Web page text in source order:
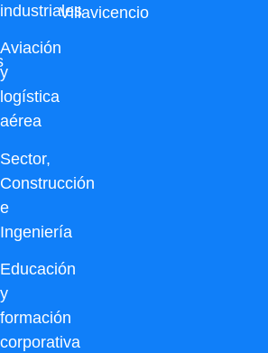
industriales
Aviación
y
logística
aérea
Sector,
Construcción
e
Ingeniería
Educación
y
formación
corporativa
Villavicencio